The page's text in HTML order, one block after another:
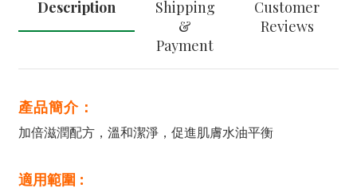
Description
Shipping
&
Payment
Customer
Reviews
產品簡介：
加倍滋潤配方，溫和潔淨，促進肌膚水油平衡
適用範圍 :